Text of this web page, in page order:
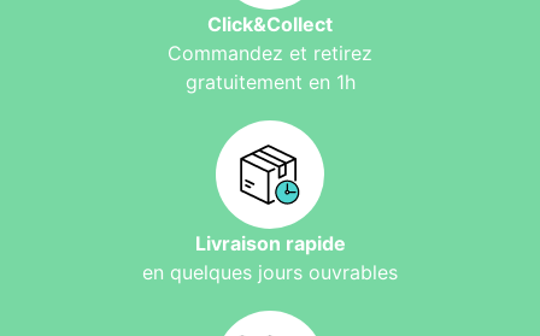
Click&Collect
Commandez et retirez
gratuitement en 1h
Livraison rapide
en quelques jours ouvrables